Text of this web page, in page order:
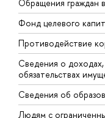
Обращения
Фонд целевого
Противодействие
Сведения о
обязательствах
Сведения об
Людям с